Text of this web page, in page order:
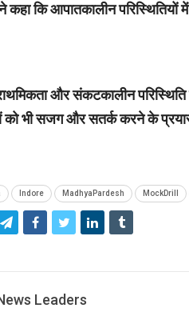
कहा कि आपातकालीन
और संकटकालीन
को भी सजग और सतर्क करने के
Indore MadhyaPardesh MockDrill
Leaders